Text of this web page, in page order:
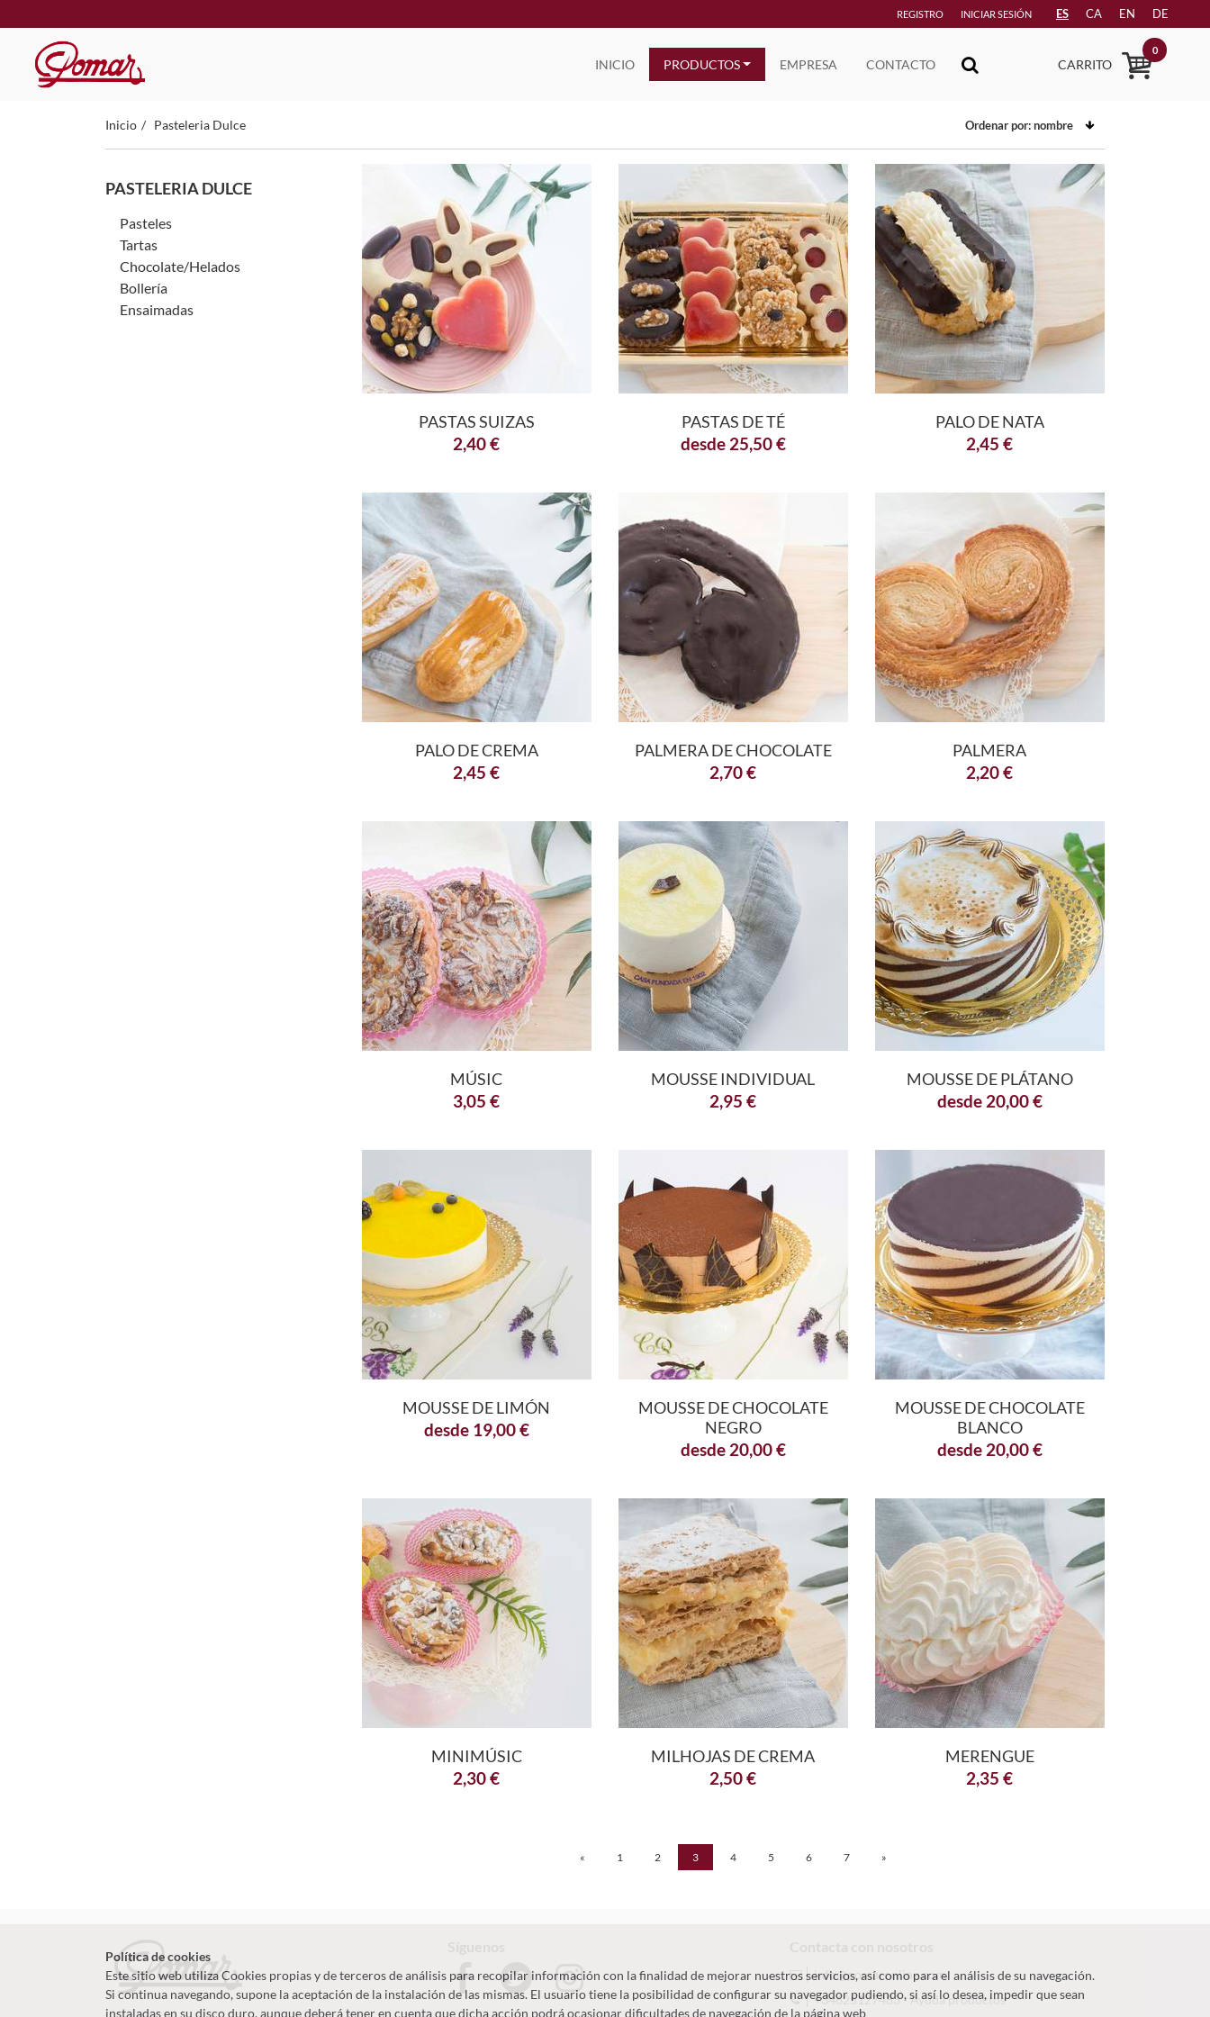
REGISTRO INICIAR SESIÓN ES CA EN DE
INICIO PRODUCTOS EMPRESA CONTACTO CARRITO
0
Inicio Pasteleria Dulce Ordenar por:nombre
PASTELERIA DULCE
Pasteles
Tartas
Chocolate/Helados
Bollería
Ensaimadas
PASTAS SUIZAS
2,40€
PASTAS DE TÉ
desde25,50€
PALO DE NATA
2,45€
PALO DE CREMA
2,45€
PALMERA DE CHOCOLATE
2,70€
PALMERA
2,20€
MÚSIC
3,05€
MOUSSE INDIVIDUAL
2,95€
MOUSSE DE PLÁTANO
desde20,00€
MOUSSE DE LIMÓN
desde19,00€
MOUSSE DE CHOCOLATE
NEGRO
desde20,00€
MOUSSE DE CHOCOLATE
BLANCO
desde20,00€
MINIMÚSIC
2,30€
MILHOJAS DE CREMA
2,50€
MERENGUE
2,35€
« 1 2 3 4 5 6 7 »
info@pomaronline.com
+34625127483-Ayuda productos
Política de cookies
Este sitio web utiliza Cookies propias y de terceros de análisis para recopilar información con la finalidad de mejorar nuestros servicios, así como para el análisis de su navegación.
Si continua navegando, supone la aceptación de la instalación de las mismas. El usuario tiene la posibilidad de configurar su navegador pudiendo, si así lo desea, impedir que sean
instaladas en su disco duro, aunque deberá tener en cuenta que dicha acción podrá ocasionar dificultades de navegación de la página web